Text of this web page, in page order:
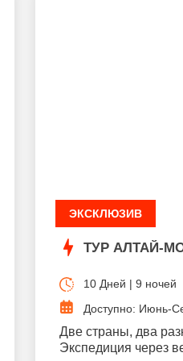
ЭКСКЛЮЗИВ
ТУР АЛТАЙ-
10 Дней | 9 ночей
Доступно: Июнь-
Две страны, два
Экспедиция через